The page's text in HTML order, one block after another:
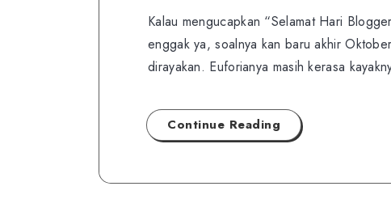
Kalau mengucapkan “Selamat Hari
enggak ya, soalnya kan baru akhir
dirayakan. Euforianya masih kerasa
Continue Reading